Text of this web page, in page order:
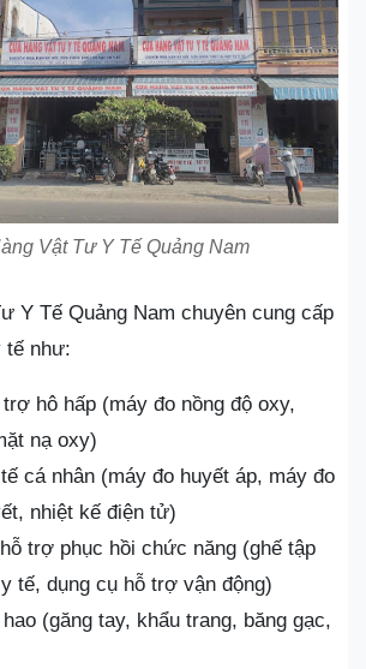
Vật Tư Y Tế Quảng Nam
Y Tế Quảng Nam chuyên cung cấp
tế như:
hô hấp (máy đo nồng độ oxy,
nạ oxy)
cá nhân (máy đo huyết áp, máy đo
nhiệt kế điện tử)
trợ phục hồi chức năng (ghế tập
tế, dụng cụ hỗ trợ vận động)
(găng tay, khẩu trang, băng gạc,